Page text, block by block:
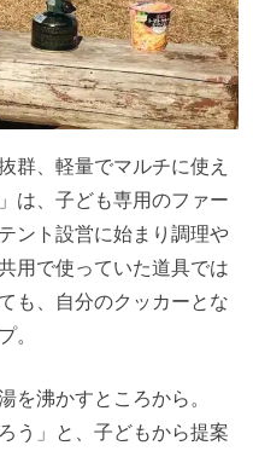
群、軽量でマルチに使え
は、子ども専用のファー
ント設営に始まり調理や
用で使っていた道具では
も、自分のクッカーとな
を沸かすところから。
う」と、子どもから提案